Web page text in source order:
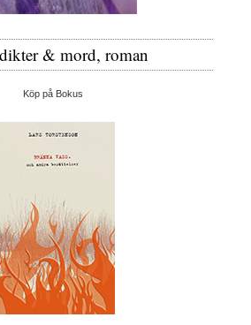
& mord, roman
Köp på Bokus